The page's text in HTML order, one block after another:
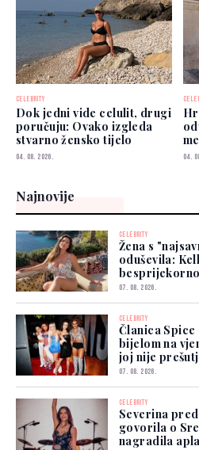
CELEBRITY
Dok jedni vide celulit, drugi
poručuju: Ovako izgleda
stvarno žensko tijelo
04. 08. 2026. 04.
Najnovije
CELEBRITY
Žena s
oduševila:
besprijekorno
07. 08. 2026.
CELEBRITY
Članica
bijelom na
joj nije
07. 08. 2026.
CELEBRITY
Severina
govorila o
nagradila